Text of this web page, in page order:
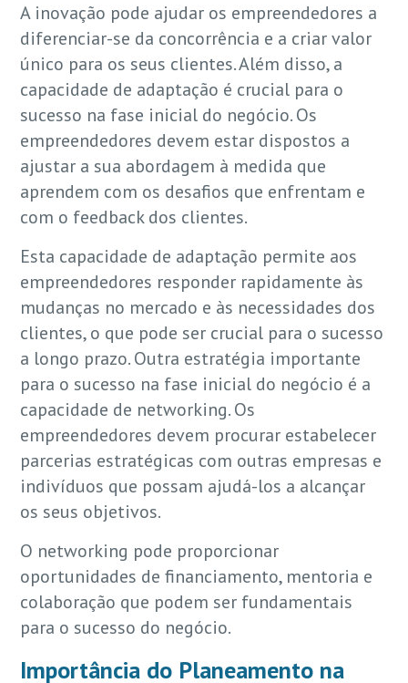
A inovação pode ajudar os empreendedores a
diferenciar-se da concorrência e a criar valor
único para os seus clientes. Além disso, a
capacidade de adaptação é crucial para o
sucesso na fase inicial do negócio. Os
empreendedores devem estar dispostos a
ajustar a sua abordagem à medida que
aprendem com os desafios que enfrentam e
com o feedback dos clientes.
Esta capacidade de adaptação permite aos
empreendedores responder rapidamente às
mudanças no mercado e às necessidades dos
clientes, o que pode ser crucial para o sucesso
a longo prazo. Outra estratégia importante
para o sucesso na fase inicial do negócio é a
capacidade de networking. Os
empreendedores devem procurar estabelecer
parcerias estratégicas com outras empresas e
indivíduos que possam ajudá-los a alcançar
os seus objetivos.
O networking pode proporcionar
oportunidades de financiamento, mentoria e
colaboração que podem ser fundamentais
para o sucesso do negócio.
Importância do Planeamento na